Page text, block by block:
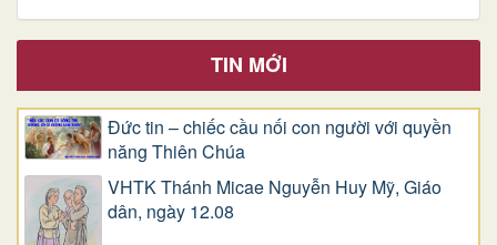
TIN MỚI
Đức tin – chiếc cầu nối con người với quyền
năng Thiên Chúa
VHTK Thánh Micae Nguyễn Huy Mỹ, Giáo
dân, ngày 12.08